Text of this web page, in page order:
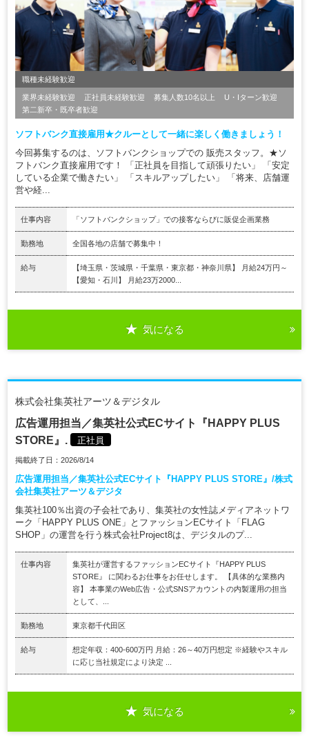
職種未経験歓迎
業界未経験歓迎 正社員未経験歓迎 募集人数10名以上
U・Iターン歓迎
第二新卒・既卒者歓迎
ソフトバンク直接雇用★クルーとして一緒に楽しく働きましょう！
今回募集するのは、ソフトバンクショップでの 販売スタッフ。★ソ
フトバンク直接雇用です！ 「正社員を目指して頑張りたい」 「安定
している企業で働きたい」 「スキルアップしたい」 「将来、店舗運
営や経...
仕事内容 「ソフトバンクショップ」での接客ならびに販促企画業務
勤務地 全国各地の店舗で募集中！
給与
【埼玉県・茨城県・千葉県・東京都・神奈川県】 月給24万円～
【愛知・石川】 月給23万2000...
気になる
株式会社集英社アーツ＆デジタル
広告運用担当／集英社公式ECサイト『HAPPY PLUS
STORE』.
正社員
掲載終了日：2026/8/14
広告運用担当／集英社公式ECサイト『HAPPY PLUS STORE』/株式
会社集英社アーツ＆デジタ
集英社100％出資の子会社であり、集英社の女性誌メディアネットワ
ーク「HAPPY PLUS ONE」とファッションECサイト「FLAG
SHOP」の運営を行う株式会社Project8は、デジタルのプ...
仕事内容
集英社が運営するファッションECサイト『HAPPY PLUS
STORE』 に関わるお仕事をお任せします。 【具体的な業務内
容】 本事業のWeb広告・公式SNSアカウントの内製運用の担当
として、...
勤務地 東京都千代田区
給与
想定年収：400-600万円 月給：26～40万円想定 ※経験やスキル
に応じ当社規定により決定 ...
気になる